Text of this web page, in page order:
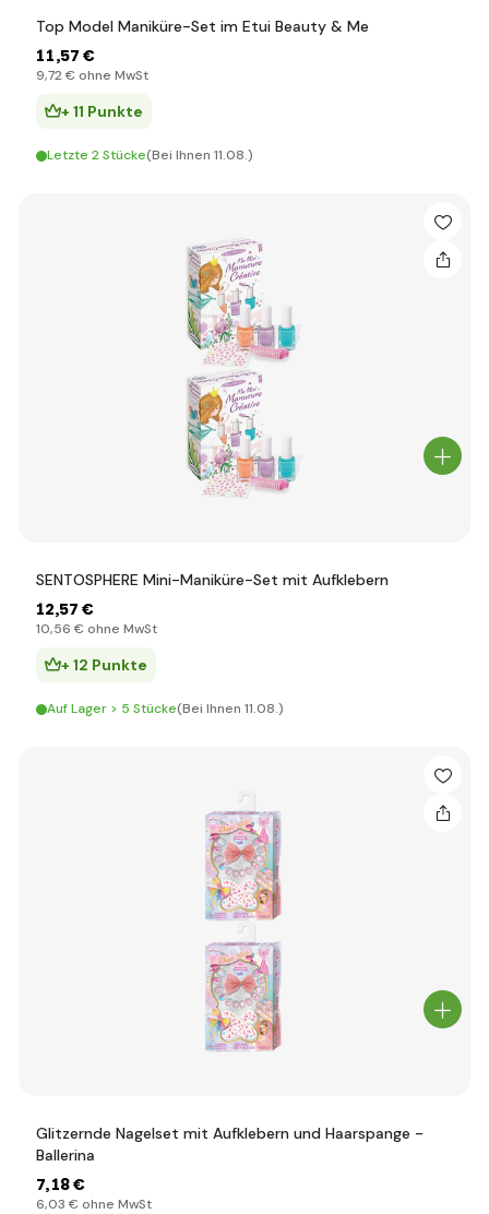
Top Model Maniküre-Set im Etui Beauty & Me
11,57 €
9,72 € ohne MwSt
+ 11 Punkte
Letzte 2 Stücke(Bei Ihnen 11.08.)
SENTOSPHERE Mini-Maniküre-Set mit Aufklebern
12,57 €
10,56 € ohne MwSt
+ 12 Punkte
Auf Lager > 5 Stücke(Bei Ihnen 11.08.)
Glitzernde Nagelset mit Aufklebern und Haarspange -
Ballerina
7,18 €
6,03 € ohne MwSt